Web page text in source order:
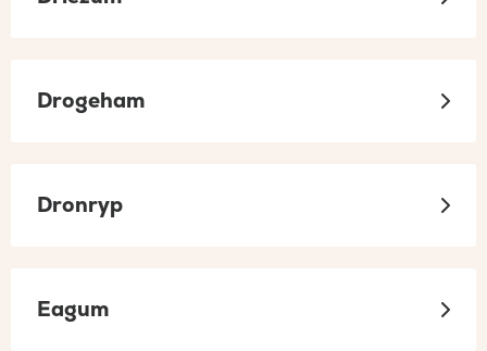
Drogeham
Dronryp
Eagum